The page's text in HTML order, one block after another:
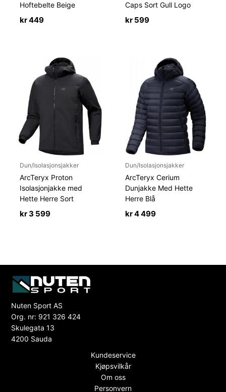
Hoftebelte Beige
kr449
Caps Sort Gull Logo
kr 599
Dun/Isolasjonsjakker
ArcTeryx Proton
Isolasjonjakke med
Hette Herre Sort
kr3 599
Dun/Isolasjonsjakker
ArcTeryx Cerium
Dunjakke Med Hette
Herre Blå
kr4 499
Nuten Sport AS
Org. nr: 921 326 424
Skulegata 13
4200 Sauda
Kundeservice
Kjøpsvilkår
Om oss
Personvern